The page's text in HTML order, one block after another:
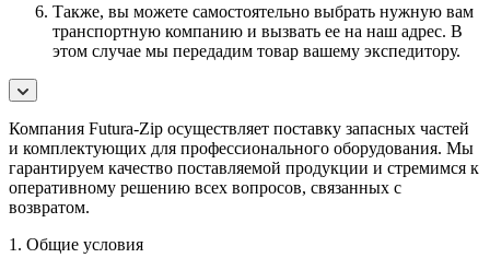
Также, вы можете самостоятельно выбрать нужную вам
транспортную компанию и вызвать ее на наш адрес. В
этом случае мы передадим товар вашему экспедитору.
Компания Futura-Zip осуществляет поставку запасных частей
и комплектующих для профессионального оборудования. Мы
гарантируем качество поставляемой продукции и стремимся к
оперативному решению всех вопросов, связанных с
возвратом.
1. Общие условия